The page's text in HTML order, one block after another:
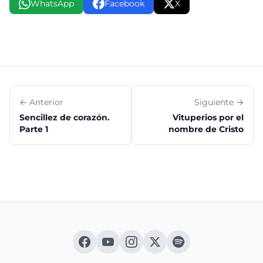
WhatsApp Facebook X
← Anterior
Sencillez de corazón.
Parte 1
Siguiente →
Vituperios por el
nombre de Cristo